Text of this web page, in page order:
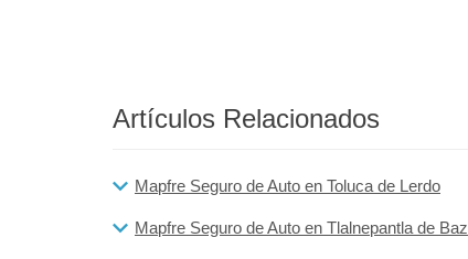
Artículos Relacionados
Mapfre Seguro de Auto en Toluca de Lerdo
Mapfre Seguro de Auto en Tlalnepantla de Baz